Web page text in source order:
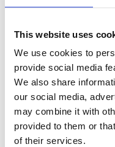
This website uses
We use cookies to
provide social media
We also share
our social media,
may combine it with
provided to them or
of their services.
壓差是低阻值電阻器和銅
測電流。